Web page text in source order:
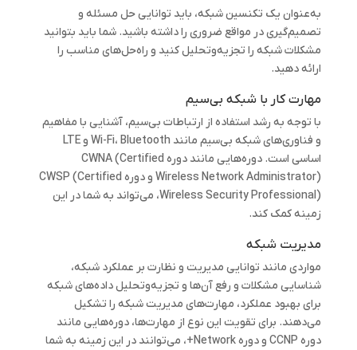
به‌عنوان یک تکنسین شبکه، باید توانایی حل مسئله و
تصمیم‌گیری در مواقع ضروری را داشته باشید. شما باید بتوانید
مشکلات شبکه را تجزیه‌وتحلیل کنید و راه‌حل‌های مناسب را
ارائه دهید.
مهارت‌ کار با شبکه بی‌سیم
با توجه به رشد استفاده از ارتباطات بی‌سیم، آشنایی با مفاهیم
و فناوری‌های شبکه بی‌سیم مانند Wi-Fi، Bluetooth و LTE
اساسی است. دوره‌هایی مانند دوره CWNA (Certified
Wireless Network Administrator) و دوره CWSP (Certified
Wireless Security Professional)، می‌تواند به شما در این
زمینه کمک کند.
مدیریت شبکه
مواردی مانند توانایی مدیریت و نظارت بر عملکرد شبکه،
شناسایی مشکلات و رفع آن‌ها و تجزیه‌وتحلیل داده‌های شبکه
برای بهبود عملکرد، مهارت‌های مدیریت شبکه را تشکیل
می‌دهند. برای تقویت این نوع از مهارت‌ها، دوره‌هایی مانند
دوره CCNP و دوره Network+، می‌توانند در این زمینه به شما